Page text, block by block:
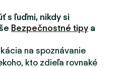
s ľuďmi, nikdy si
Bezpečnostné tipy a
na spoznávanie
kto zdieľa rovnaké